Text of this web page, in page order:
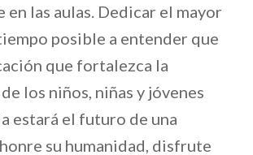
en las aulas. Dedicar el mayor
posible a entender que
que fortalezca la
los niños, niñas y jóvenes
estará el futuro de una
su humanidad, disfrute